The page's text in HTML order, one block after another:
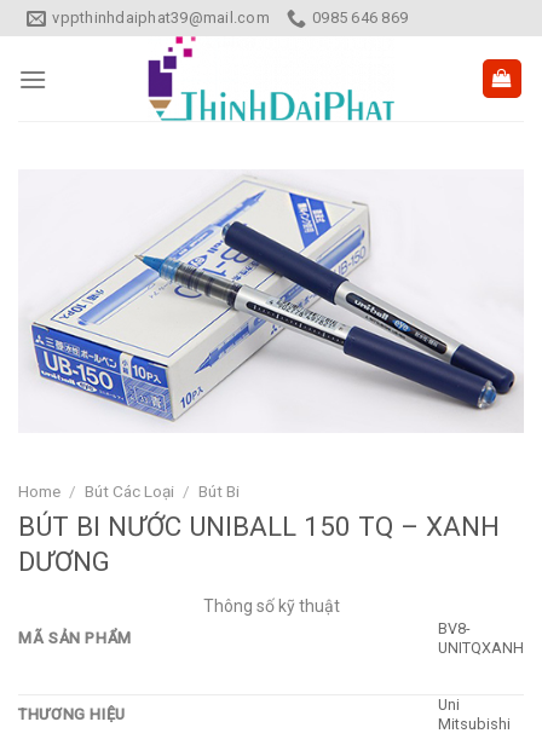
Skip
to
content
vppthinhdaiphat39@mail.com 0985 646 869
Home / Bút Các Loại / Bút Bi
BÚT BI NƯỚC UNIBALL 150 TQ – XANH
DƯƠNG
Thông số kỹ thuật
MÃ SẢN PHẨM
BV8-
UNITQXANH
THƯƠNG HIỆU
Uni
Mitsubishi